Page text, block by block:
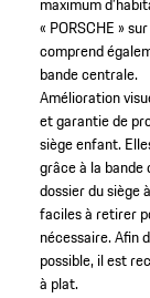
« PORSCHE »
comprend
bande centrale.
Amélioration
et garantie de
siège enfant.
grâce à la
dossier du siège
faciles à retirer
nécessaire. Afin
possible, il est
à plat.